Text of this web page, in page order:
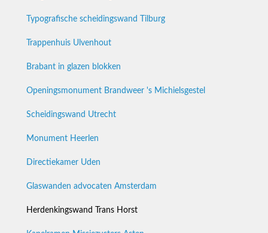
Typografische scheidingswand Tilburg
Trappenhuis Ulvenhout
Brabant in glazen blokken
Openingsmonument Brandweer 's Michielsgestel
Scheidingswand Utrecht
Monument Heerlen
Directiekamer Uden
Glaswanden advocaten Amsterdam
Herdenkingswand Trans Horst